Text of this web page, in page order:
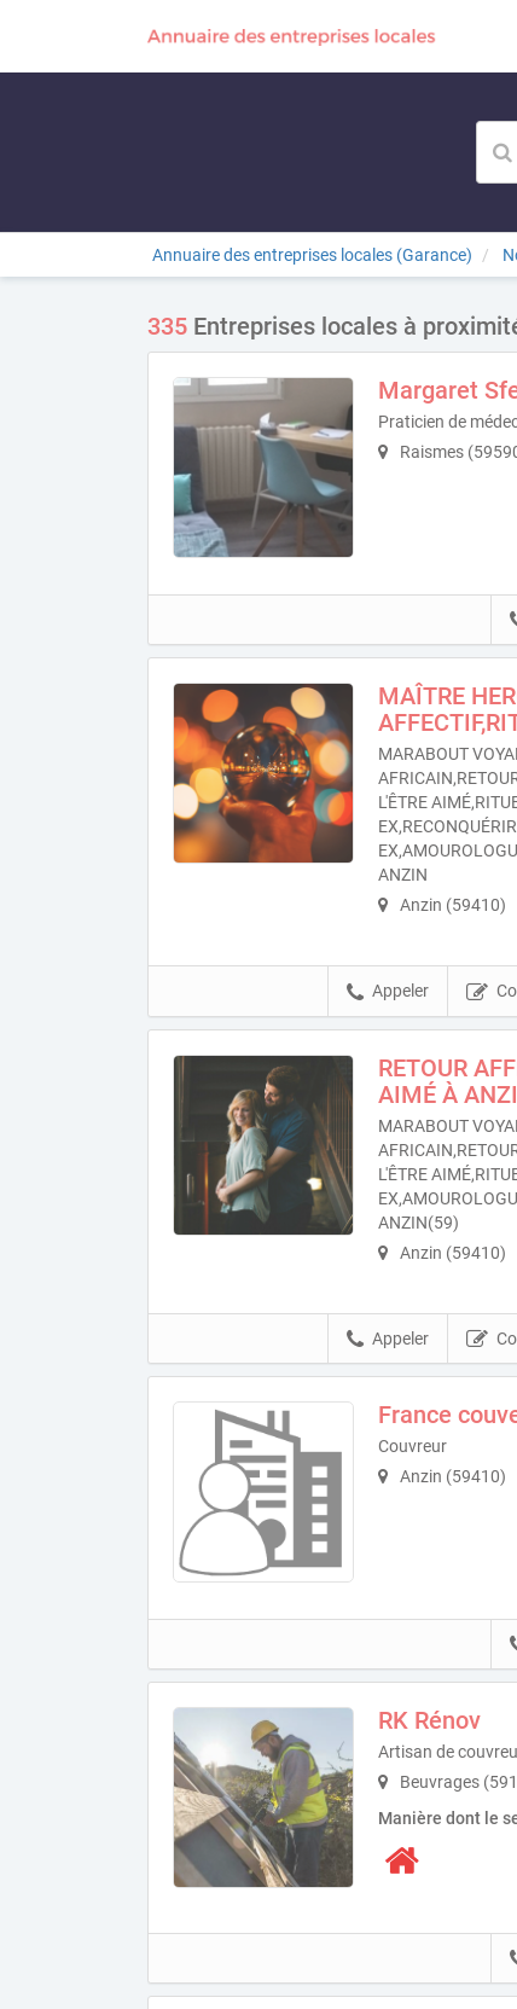
Annuaire des entreprises locales (Garance)
335 Entreprises locales à
Margaret
Praticien de
Raismes
MAÎTRE
MARABOUT
L'ÊTRE
ANZIN
Anzin (59410)
Appeler
RETOUR
AIMÉ À
MARABOUT
L'ÊTRE
ANZIN(59)
Anzin (59410)
Appeler
France
Couvreur
Anzin (59410)
RK Rénov
Artisan de
Beuvrages
Manière dont le